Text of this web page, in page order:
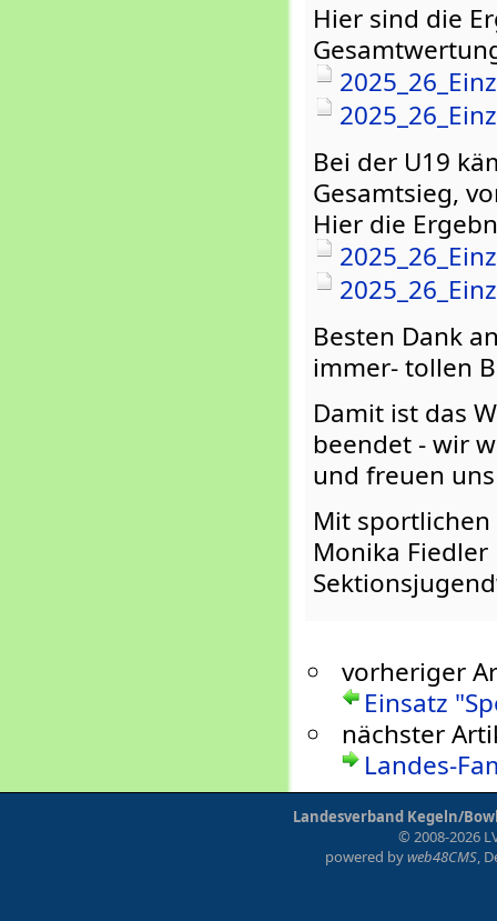
Hier sind die
Bei der U19
Gesamtsieg,
Hier die
Besten Dank
immer- tollen
Damit ist das
beendet - wir
und freuen
Mit sportlichen
Monika Fiedler
vorheriger
Einsatz
nächster
Landes-
Landesverband Kegeln/
© 2008-2026
powered byweb48CMS ,